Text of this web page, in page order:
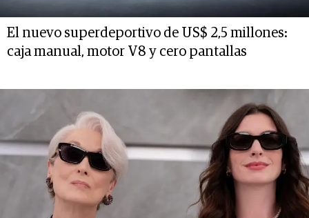
El nuevo superdeportivo de US$ 2,5 millones:
caja manual, motor V8 y cero pantallas